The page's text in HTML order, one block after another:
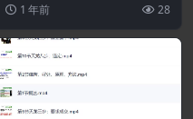
号，已成为跨...
1 年前 28